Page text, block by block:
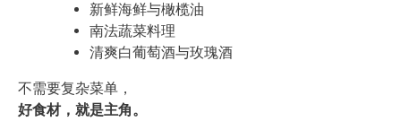
新鲜海鲜与橄榄油
南法蔬菜料理
清爽白葡萄酒与玫瑰酒
不需要复杂菜单，
好食材，就是主角。